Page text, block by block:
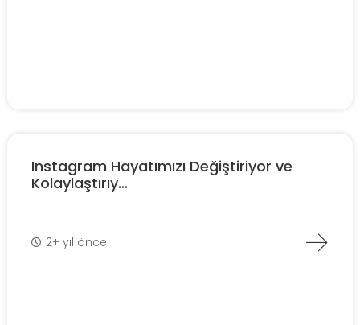
Instagram Hayatımızı Değiştiriyor ve
Kolaylaştırıy...
2+ yıl önce